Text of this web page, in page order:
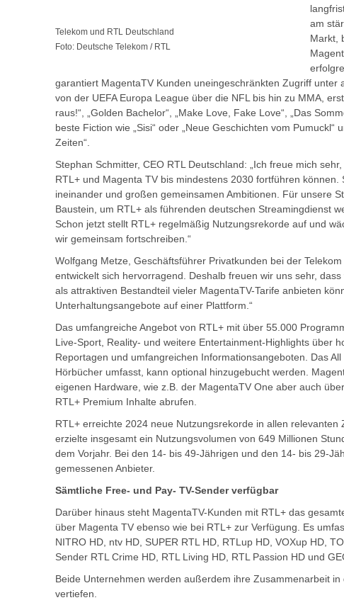
Telekom und RTL Deutschland
Foto: Deutsche Telekom / RTL
am
Markt,
garantiert MagentaTV Kunden uneingeschränkten Zugriff
von der UEFA Europa League über die NFL bis hin zu MMA,
raus!“, „Golden Bachelor“, „Make Love, Fake Love“, „Das
beste Fiction wie „Sisi“ oder „Neue Geschichten vom
Zeiten“.
Stephan Schmitter, CEO RTL Deutschland: „Ich freue mich
RTL+ und Magenta TV bis mindestens 2030 fortführen
ineinander und großen gemeinsamen Ambitionen. Für unsere
Baustein, um RTL+ als führenden deutschen Streamingdienst
Schon jetzt stellt RTL+ regelmäßig Nutzungsrekorde auf und
wir gemeinsam fortschreiben.“
Wolfgang Metze, Geschäftsführer Privatkunden bei der
entwickelt sich hervorragend. Deshalb freuen wir uns sehr,
als attraktiven Bestandteil vieler MagentaTV-Tarife anbieten
Unterhaltungsangebote auf einer Plattform.“
Das umfangreiche Angebot von RTL+ mit über 55.000
Live-Sport, Reality- und weitere Entertainment-Highlights über
Reportagen und umfangreichen Informationsangeboten. Das
Hörbücher umfasst, kann optional hinzugebucht werden.
eigenen Hardware, wie z.B. der MagentaTV One aber auch
RTL+ Premium Inhalte abrufen.
RTL+ erreichte 2024 neue Nutzungsrekorde in allen
erzielte insgesamt ein Nutzungsvolumen von 649 Millionen
dem Vorjahr. Bei den 14- bis 49-Jährigen und den 14- bis 29-
gemessenen Anbieter.
Sämtliche Free- und Pay- TV-Sender verfügbar
Darüber hinaus steht MagentaTV-Kunden mit RTL+ das
über Magenta TV ebenso wie bei RTL+ zur Verfügung. Es
NITRO HD, ntv HD, SUPER RTL HD, RTLup HD, VOXup HD,
Sender RTL Crime HD, RTL Living HD, RTL Passion HD und
Beide Unternehmen werden außerdem ihre Zusammenarbeit
vertiefen.